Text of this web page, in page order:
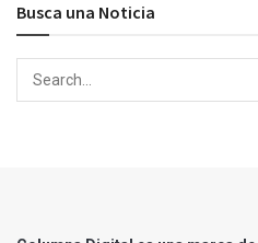
Busca una Noticia